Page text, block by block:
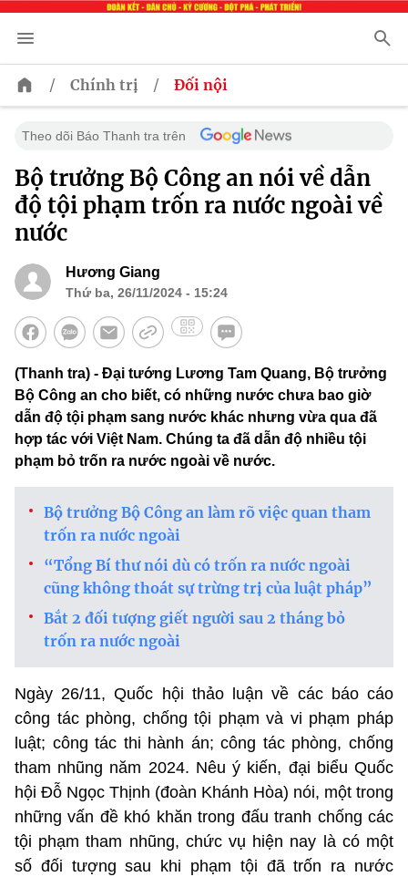
/ Chính trị / Đối nội
Theo dõi Báo Thanh tra trên
Bộ trưởng Bộ Công an nói về dẫn
độ tội phạm trốn ra nước ngoài về
nước
Hương Giang
Thứ ba, 26/11/2024 - 15:24
(Thanh tra) - Đại tướng Lương Tam Quang, Bộ trưởng
Bộ Công an cho biết, có những nước chưa bao giờ
dẫn độ tội phạm sang nước khác nhưng vừa qua đã
hợp tác với Việt Nam. Chúng ta đã dẫn độ nhiều tội
phạm bỏ trốn ra nước ngoài về nước.
Bộ trưởng Bộ Công an làm rõ việc quan tham
trốn ra nước ngoài
“Tổng Bí thư nói dù có trốn ra nước ngoài
cũng không thoát sự trừng trị của luật pháp”
Bắt 2 đối tượng giết người sau 2 tháng bỏ
trốn ra nước ngoài
Ngày 26/11, Quốc hội thảo luận về các báo cáo
công tác phòng, chống tội phạm và vi phạm pháp
luật; công tác thi hành án; công tác phòng, chống
tham nhũng năm 2024. Nêu ý kiến, đại biểu Quốc
hội Đỗ Ngọc Thịnh (đoàn Khánh Hòa) nói, một trong
những vấn đề khó khăn trong đấu tranh chống các
tội phạm tham nhũng, chức vụ hiện nay là có một
số đối tượng sau khi phạm tội đã trốn ra nước